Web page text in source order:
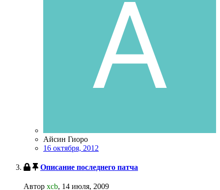
Айсин Гиоро
16 октября, 2012
Описание последнего патча
Автор xcb, 14 июля, 2009